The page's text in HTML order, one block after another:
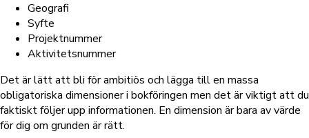
Geografi
Syfte
Projektnummer
Aktivitetsnummer
Det är lätt att bli för ambitiös och lägga till en massa
obligatoriska dimensioner i bokföringen men det är viktigt att du
faktiskt följer upp informationen. En dimension är bara av värde
för dig om grunden är rätt.